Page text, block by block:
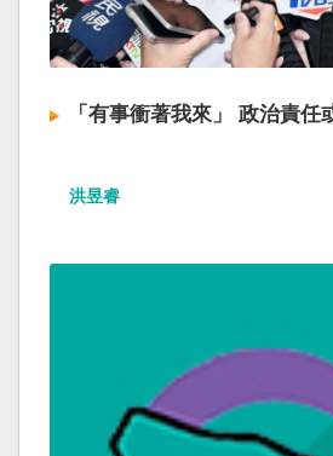
「有事衝著我來」 政治責任
洪昱睿